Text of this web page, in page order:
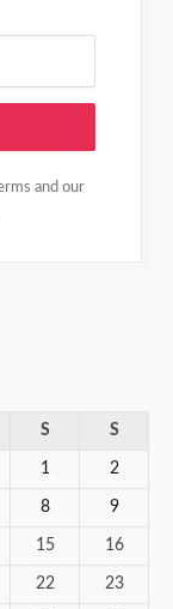
and our
S S
1 2
8 9
15 16
22 23